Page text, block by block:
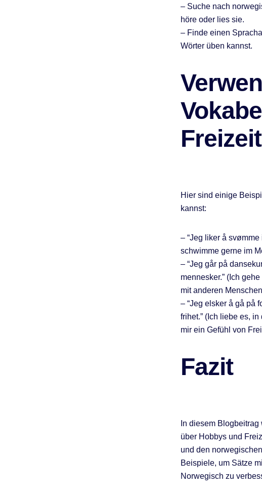
– Suche nach
höre oder lies sie.
– Finde einen
Wörter üben kannst.
Hier sind einige
kannst:
– “Jeg liker å
schwimme gerne im
– “Jeg går på
mennesker.” (Ich
mit anderen
– “Jeg elsker å gå på
frihet.” (Ich liebe es,
mir ein Gefühl von
Fazit
In diesem
über Hobbys und
und den
Beispiele, um Sätze
Norwegisch zu